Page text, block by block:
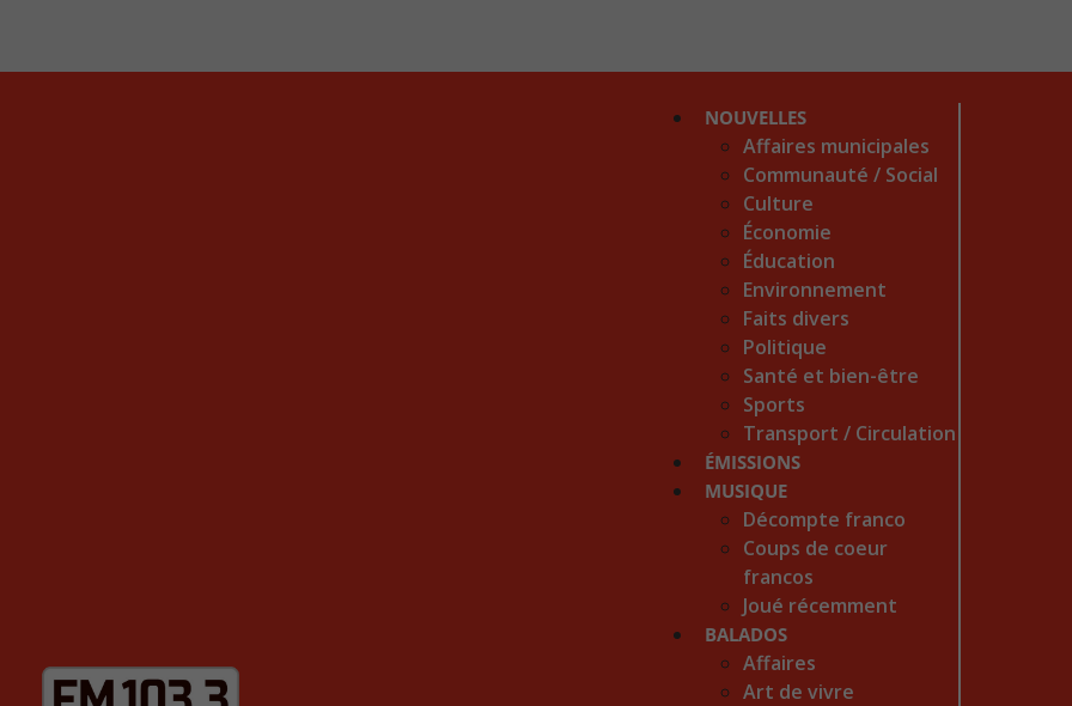
NOUVELLES
Affaires municipales
Communauté / Social
Culture
Économie
Éducation
Environnement
Faits divers
Politique
Santé et bien-être
Sports
Transport / Circulation
ÉMISSIONS
MUSIQUE
Décompte franco
Coups de coeur
francos
Joué récemment
BALADOS
Affaires
Art de vivre